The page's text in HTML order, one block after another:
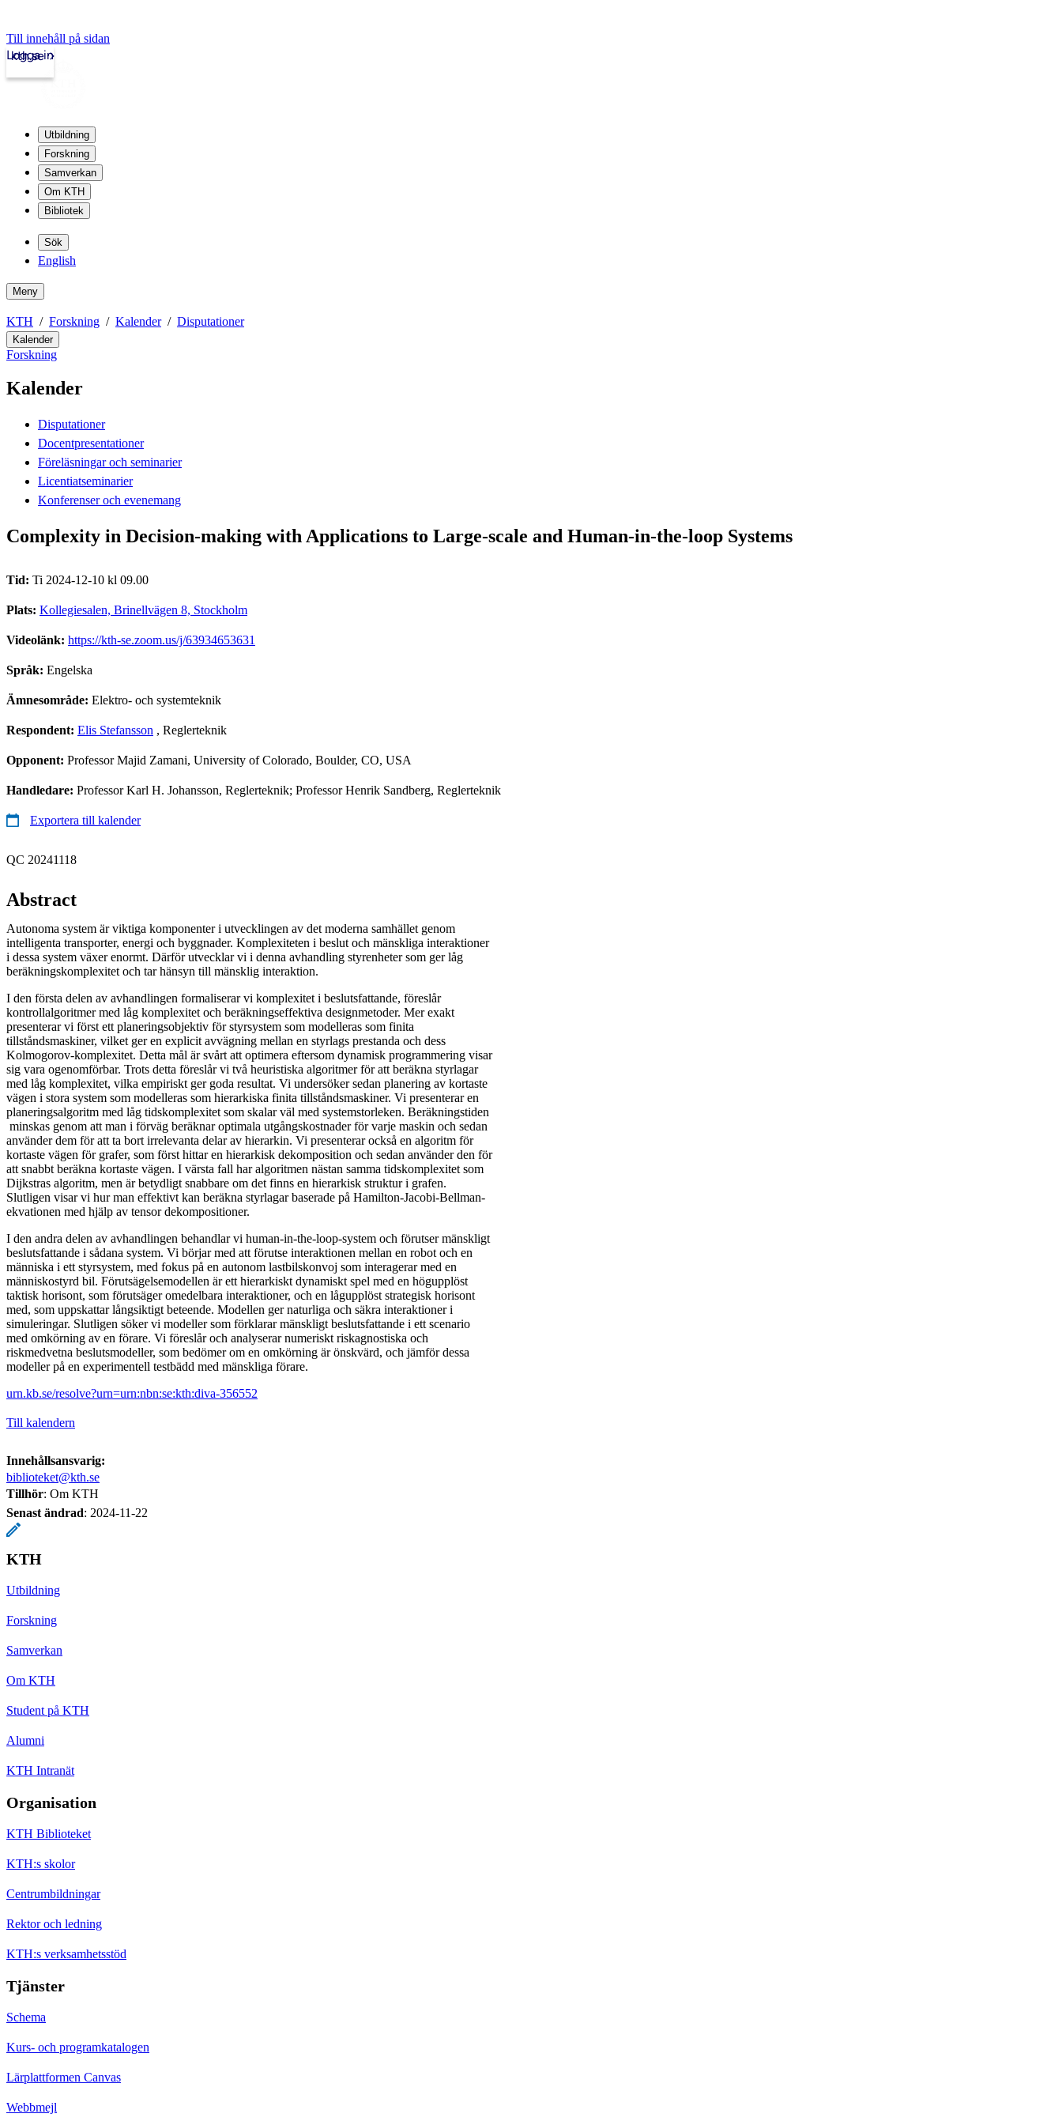
Till innehåll på sidan
kth.se
Logga in
Utbildning
Forskning
Samverkan
Om KTH
Bibliotek
Sök
English
Meny
KTH Forskning Kalender Disputationer
Kalender
Forskning
Kalender
Disputationer
Docentpresentationer
Föreläsningar och seminarier
Licentiatseminarier
Konferenser och evenemang
Complexity in Decision-making with Applications to Large-scale and Human-in-the-loop Systems
Tid: Ti 2024-12-10 kl 09.00
Plats: Kollegiesalen, Brinellvägen 8, Stockholm
Videolänk: https://kth-se.zoom.us/j/63934653631
Språk: Engelska
Ämnesområde: Elektro- och systemteknik
Respondent: Elis Stefansson , Reglerteknik
Opponent: Professor Majid Zamani, University of Colorado, Boulder, CO, USA
Handledare: Professor Karl H. Johansson, Reglerteknik; Professor Henrik Sandberg, Reglerteknik
Exportera till kalender
QC 20241118
Abstract
Autonoma system är viktiga komponenter i utvecklingen av det moderna samhället genom
intelligenta transporter, energi och byggnader. Komplexiteten i beslut och mänskliga interaktioner
i dessa system växer enormt. Därför utvecklar vi i denna avhandling styrenheter som ger låg
beräkningskomplexitet och tar hänsyn till mänsklig interaktion.
I den första delen av avhandlingen formaliserar vi komplexitet i beslutsfattande, föreslår
kontrollalgoritmer med låg komplexitet och beräkningseffektiva designmetoder. Mer exakt
presenterar vi först ett planeringsobjektiv för styrsystem som modelleras som finita
tillståndsmaskiner, vilket ger en explicit avvägning mellan en styrlags prestanda och dess
Kolmogorov-komplexitet. Detta mål är svårt att optimera eftersom dynamisk programmering visar
sig vara ogenomförbar. Trots detta föreslår vi två heuristiska algoritmer för att beräkna styrlagar
med låg komplexitet, vilka empiriskt ger goda resultat. Vi undersöker sedan planering av kortaste
vägen i stora system som modelleras som hierarkiska finita tillståndsmaskiner. Vi presenterar en
planeringsalgoritm med låg tidskomplexitet som skalar väl med systemstorleken. Beräkningstiden
minskas genom att man i förväg beräknar optimala utgångskostnader för varje maskin och sedan
använder dem för att ta bort irrelevanta delar av hierarkin. Vi presenterar också en algoritm för
kortaste vägen för grafer, som först hittar en hierarkisk dekomposition och sedan använder den för
att snabbt beräkna kortaste vägen. I värsta fall har algoritmen nästan samma tidskomplexitet som
Dijkstras algoritm, men är betydligt snabbare om det finns en hierarkisk struktur i grafen.
Slutligen visar vi hur man effektivt kan beräkna styrlagar baserade på Hamilton-Jacobi-Bellman-
ekvationen med hjälp av tensor dekompositioner.
I den andra delen av avhandlingen behandlar vi human-in-the-loop-system och förutser mänskligt
beslutsfattande i sådana system. Vi börjar med att förutse interaktionen mellan en robot och en
människa i ett styrsystem, med fokus på en autonom lastbilskonvoj som interagerar med en
människostyrd bil. Förutsägelsemodellen är ett hierarkiskt dynamiskt spel med en högupplöst
taktisk horisont, som förutsäger omedelbara interaktioner, och en lågupplöst strategisk horisont
med, som uppskattar långsiktigt beteende. Modellen ger naturliga och säkra interaktioner i
simuleringar. Slutligen söker vi modeller som förklarar mänskligt beslutsfattande i ett scenario
med omkörning av en förare. Vi föreslår och analyserar numeriskt riskagnostiska och
riskmedvetna beslutsmodeller, som bedömer om en omkörning är önskvärd, och jämför dessa
modeller på en experimentell testbädd med mänskliga förare.
urn.kb.se/resolve?urn=urn:nbn:se:kth:diva-356552
Till kalendern
Innehållsansvarig:
biblioteket@kth.se
Tillhör: Om KTH
Senast ändrad: 2024-11-22
KTH
Utbildning
Forskning
Samverkan
Om KTH
Student på KTH
Alumni
KTH Intranät
Organisation
KTH Biblioteket
KTH:s skolor
Centrumbildningar
Rektor och ledning
KTH:s verksamhetsstöd
Tjänster
Schema
Kurs- och programkatalogen
Lärplattformen Canvas
Webbmejl